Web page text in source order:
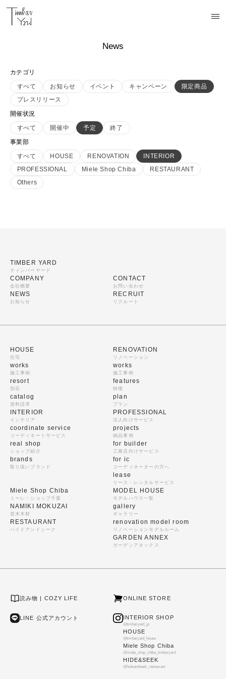
News
カテゴリ
すべて
お知らせ イベント キャンペーン
限定商品
プレスリリース
開催状況
すべて
開催中 予定
終了
事業部
すべて
HOUSE RENOVATION
INTERIOR
PROFESSIONAL
Miele Shop Chiba
RESTAURANT
Others
TIMBER YARD
ティンバーヤード
COMPANY
会社概要
NEWS
お知らせ
CONTACT
お問い合わせ
RECRUIT
リクルート
HOUSE
住宅
works
施工事例
resort
別荘
catalog
資料請求
RENOVATION
リノベーション
works
施工事例
features
特徴
plan
プラン
INTERIOR
インテリア
coordinate service
コーディネートサービス
real shop
ショップ紹介
brands
取り扱いブランド
PROFESSIONAL
法人向けサービス
projects
納品事例
for builder
工務店向けサービス
for ic
コーディネーターの方へ
lease
リース・レンタルサービス
Miele Shop Chiba
ミーレ・ショップ千葉
NAMIKI MOKUZAI
並木木材
RESTAURANT
ハイドアンドシーク
MODEL HOUSE
モデルハウス一覧
gallery
ギャラリー
renovation model room
リノベーションモデルルーム
GARDEN ANNEX
ガーデンアネックス
読み物 | COZY LIFE ONLINE STORE
LINE 公式アカウント INTERIOR SHOP
@timberyard_jp
HOUSE
@timberyard_house
Miele Shop Chiba
@miele_shop_chiba_timberyard
HIDE&SEEK
@hideandseek_restaurant